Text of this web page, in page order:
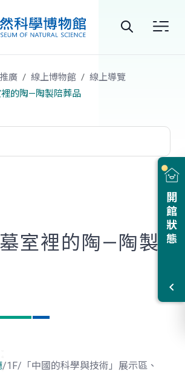
站
開館狀態
廣 線上博物館
線上導覽
裡的陶—陶製陪葬品
室裡的陶—陶製
/1F/「中國的科學與技術」展示區、